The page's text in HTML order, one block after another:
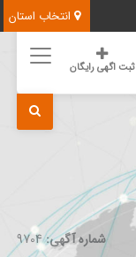
انتخاب استان
ثبت اگهی رایگان
شماره آگهی:9704